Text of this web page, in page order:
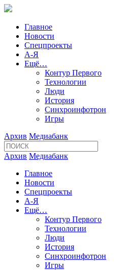
Главное
Новости
Спецпроекты
А-Я
Ещё…
Контур Первого
Технологии
Люди
История
Синхроинфотрон
Игры
Архив Медиабанк
Архив Медиабанк
Главное
Новости
Спецпроекты
А-Я
Ещё…
Контур Первого
Технологии
Люди
История
Синхроинфотрон
Игры